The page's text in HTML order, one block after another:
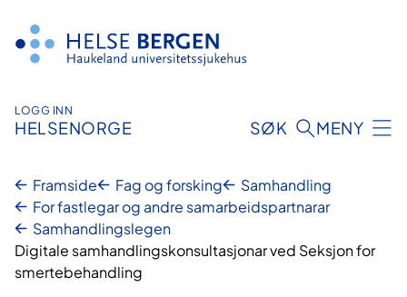
innhald
LOGG INN
HELSENORGE SØK MENY
Framside Fag og forsking
Samhandling
For fastlegar og andre samarbeidspartnarar
Samhandlingslegen
Digitale samhandlingskonsultasjonar ved Seksjon for
smertebehandling